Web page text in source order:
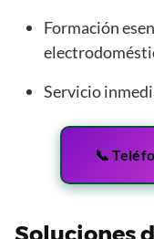
Formación
Servicio
📞